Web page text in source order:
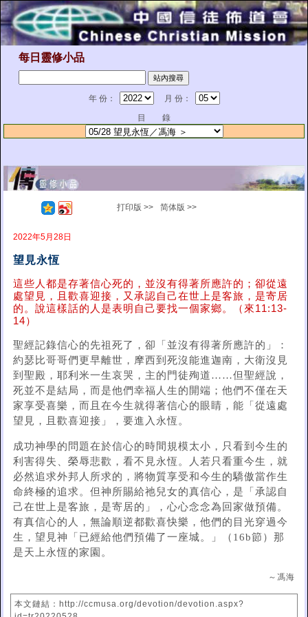
每日靈修小品
年 份：
月 份：
目 錄
打印版 >> 简体版 >>
2022年5月28日
望見永恆
這些人都是存著信心死的，並沒有得著所應許的；卻從遠
處望見，且歡喜迎接，又承認自己在世上是客旅，是寄居
的。說這樣話的人是表明自己要找一個家鄉。（來11:13-
14）
聖經記錄信心的先祖死了，卻「並沒有得著所應許的」：
約瑟比哥哥們更早離世，摩西到死沒能進迦南，大衛沒見
到聖殿，耶利米一生哀哭，主的門徒殉道……但聖經說，
死並不是結局，而是他們幸福人生的開端；他們不僅在天
家享受喜樂，而且在今生就得著信心的眼睛，能「從遠處
望見，且歡喜迎接」，要進入永恆。
成功神學的問題在於信心的時間規模太小，只看到今生的
利害得失、榮辱悲歡，看不見永恆。人若只看重今生，就
必然追求外邦人所求的，將物質享受和今生的驕傲當作生
命終極的追求。但神所賜給祂兒女的真信心，是「承認自
己在世上是客旅，是寄居的」，心心念念為回家做預備。
有真信心的人，無論順逆都歡喜快樂，他們的目光穿過今
生，望見神「已經給他們預備了一座城。」（16b節）那
是天上永恆的家園。
～馮海
本文鏈結：http://ccmusa.org/devotion/devotion.aspx?